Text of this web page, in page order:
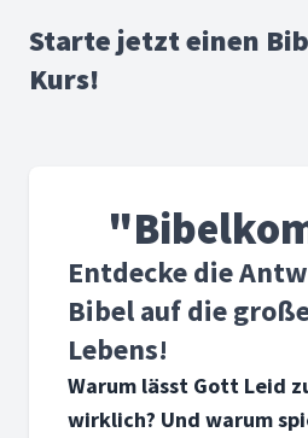
Starte jetzt einen
Kurs!
Entdecke die
Bibel auf die
Lebens!
Warum lässt Gott Leid
wirklich? Und warum